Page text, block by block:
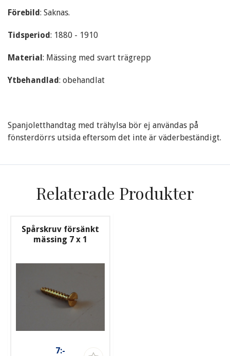
Förebild: Saknas.
Tidsperiod: 1880 - 1910
Material: Mässing med svart trägrepp
Ytbehandlad: obehandlat
Spanjoletthandtag med trähylsa bör ej användas på
fönsterdörrs utsida eftersom det inte är väderbeständigt.
Relaterade Produkter
Spårskruv försänkt
mässing 7 x 1
7:-